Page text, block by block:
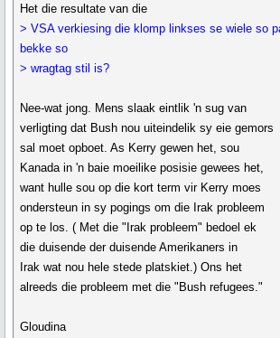
Het die resultate van die
> VSA verkiesing die klomp linkses se wiele so
bekke so
> wragtag stil is?
Nee-wat jong. Mens slaak eintlik 'n sug van
verligting dat Bush nou uiteindelik sy eie gemors
sal moet opboet. As Kerry gewen het, sou
Kanada in 'n baie moeilike posisie gewees het,
want hulle sou op die kort term vir Kerry moes
ondersteun in sy pogings om die Irak probleem
op te los. ( Met die "Irak probleem" bedoel ek
die duisende der duisende Amerikaners in
Irak wat nou hele stede platskiet.) Ons het
alreeds die probleem met die "Bush refugees."
Gloudina